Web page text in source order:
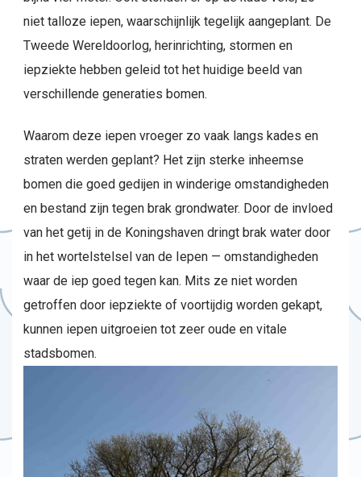
niet talloze iepen, waarschijnlijk tegelijk aangeplant. De
Tweede Wereldoorlog, herinrichting, stormen en
iepziekte hebben geleid tot het huidige beeld van
verschillende generaties bomen.
Waarom deze iepen vroeger zo vaak langs kades en
straten werden geplant? Het zijn sterke inheemse
bomen die goed gedijen in winderige omstandigheden
en bestand zijn tegen brak grondwater. Door de invloed
van het getij in de Koningshaven dringt brak water door
in het wortelstelsel van de Iepen — omstandigheden
waar de iep goed tegen kan. Mits ze niet worden
getroffen door iepziekte of voortijdig worden gekapt,
kunnen iepen uitgroeien tot zeer oude en vitale
stadsbomen.